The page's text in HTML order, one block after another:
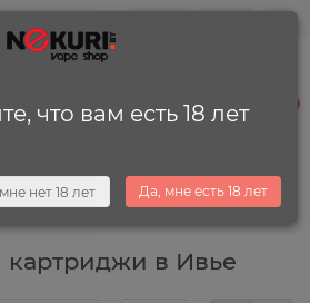
картриджи в Ивье
что вам есть 18 лет
нет 18 лет Да, мне есть 18 лет